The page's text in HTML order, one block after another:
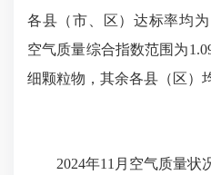
各县（市、区）达标率均为
空气质量综合指数范围为
细颗粒物，其余各县（区）
2024年11月空气质量状